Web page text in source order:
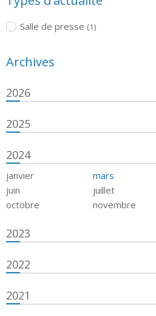
Salle de presse (1)
Archives
2026
2025
2024
janvier mars
juin
juillet
octobre
novembre
2023
2022
2021